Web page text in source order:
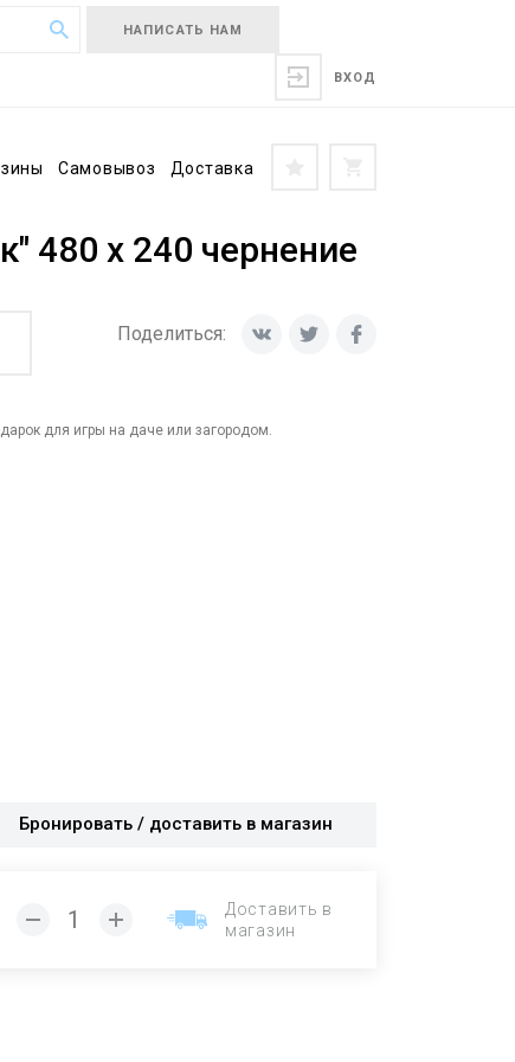
НАПИСАТЬ НАМ
ВХОД
Самовывоз Доставка
480 х 240 чернение
Поделиться:
для игры на даче или загородом.
Бронировать / доставить в магазин
Доставить в
магазин